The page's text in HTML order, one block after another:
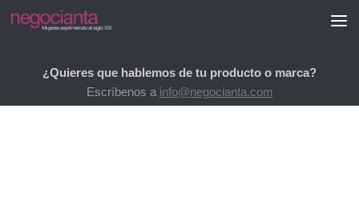
Saltar al contenido
¿Quieres que hablemos de tu producto o marca?
Escríbenos a info@negocianta.com